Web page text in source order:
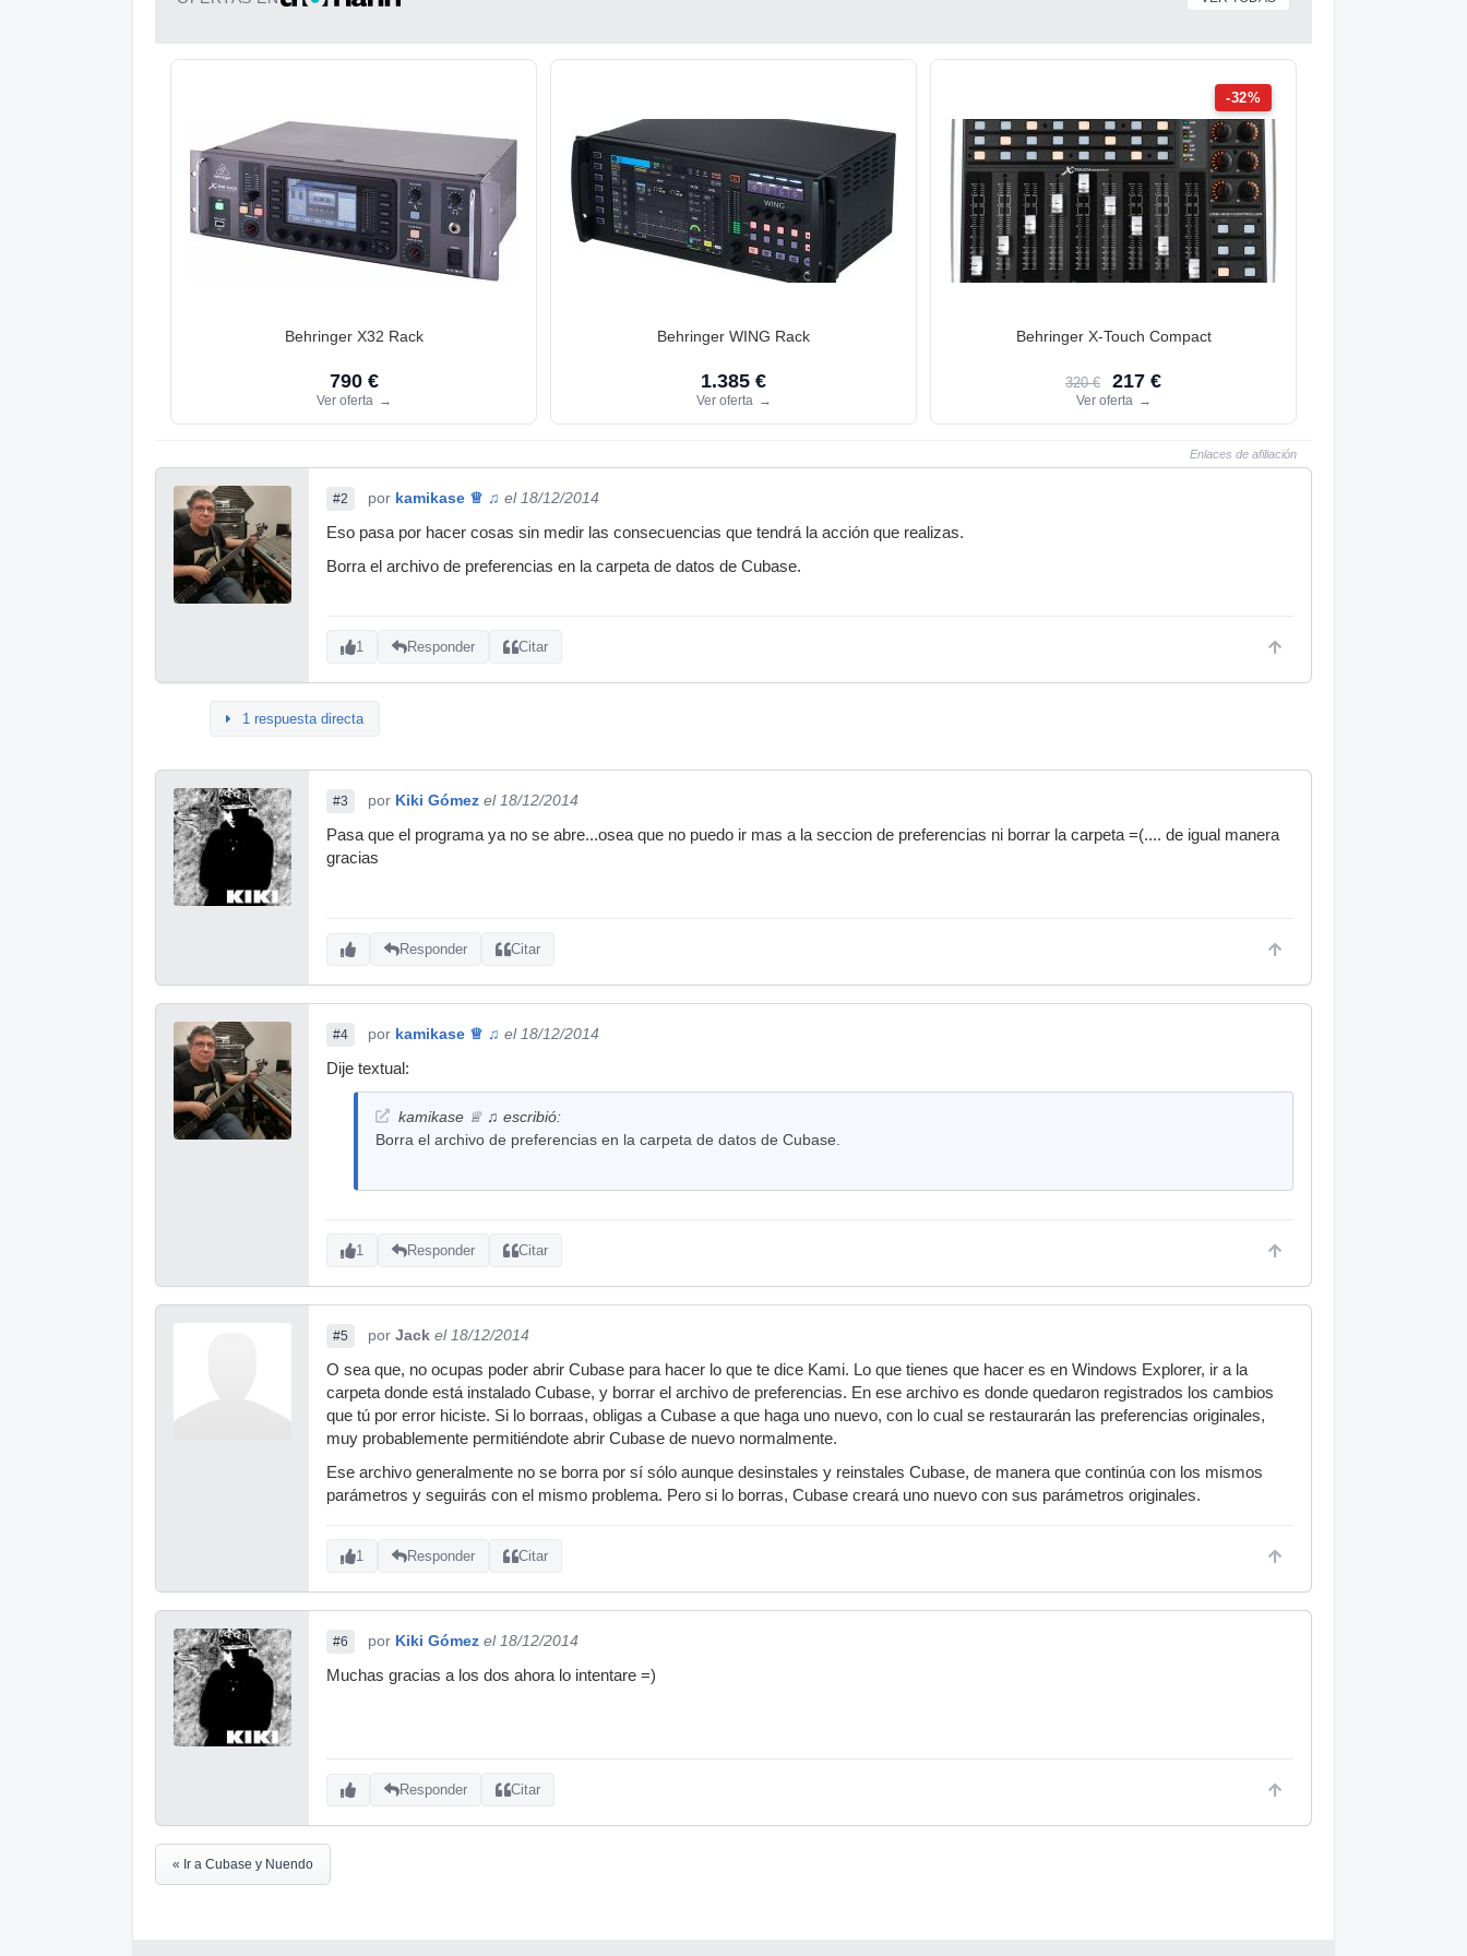
Behringer X32 Rack
790 €
Ver oferta →
Behringer WING Rack
1.385 €
Ver oferta →
-32%
Behringer X-Touch Compact
320 € 217 €
Ver oferta →
Enlaces de afiliación
#2 por kamikase ♕ ♫ el 18/12/2014
Eso pasa por hacer cosas sin medir las consecuencias que tendrá la acción que realizas.
Borra el archivo de preferencias en la carpeta de datos de Cubase.
1 Responder Citar
1 respuesta directa
#3 por Kiki Gómez el 18/12/2014
Pasa que el programa ya no se abre...osea que no puedo ir mas a la seccion de preferencias ni borrar la carpeta =(.... de igual manera
gracias
Responder Citar
#4 por kamikase ♕ ♫ el 18/12/2014
Dije textual:
kamikase ♕ ♫ escribió:
Borra el archivo de preferencias en la carpeta de datos de Cubase.
1 Responder Citar
#5 por Jack el 18/12/2014
O sea que, no ocupas poder abrir Cubase para hacer lo que te dice Kami. Lo que tienes que hacer es en Windows Explorer, ir a la
carpeta donde está instalado Cubase, y borrar el archivo de preferencias. En ese archivo es donde quedaron registrados los cambios
que tú por error hiciste. Si lo borraas, obligas a Cubase a que haga uno nuevo, con lo cual se restaurarán las preferencias originales,
muy probablemente permitiéndote abrir Cubase de nuevo normalmente.
Ese archivo generalmente no se borra por sí sólo aunque desinstales y reinstales Cubase, de manera que continúa con los mismos
parámetros y seguirás con el mismo problema. Pero si lo borras, Cubase creará uno nuevo con sus parámetros originales.
1 Responder Citar
#6 por Kiki Gómez el 18/12/2014
Muchas gracias a los dos ahora lo intentare =)
Responder Citar
« Ir a Cubase y Nuendo